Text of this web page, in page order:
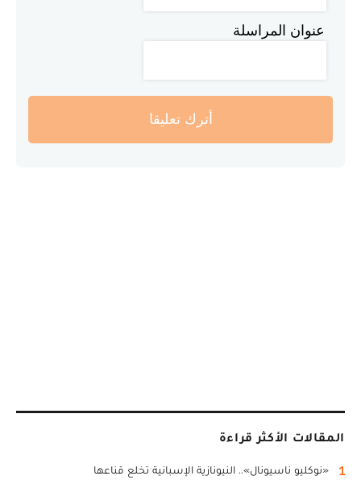
عنوان المراسلة
أترك تعليقا
المقالات الأكثر قراءة
1 «نوكليو ناسيونال».. النيونازية الإسبانية تخلع قناعها